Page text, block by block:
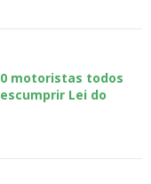
motoristas todos
Lei do